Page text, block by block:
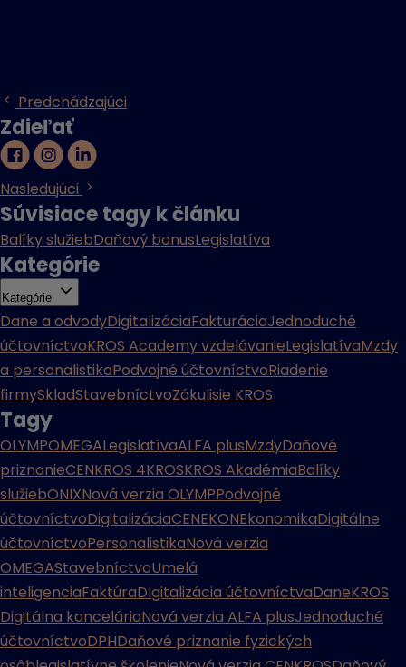
Predchádzajúci
Zdieľať
Nasledujúci
Súvisiace tagy k článku
Balíky služiebDaňový bonusLegislatíva
Kategórie
Kategórie
Dane a odvodyDigitalizáciaFakturáciaJednoduché
účtovníctvoKROS Academy vzdelávanieLegislatívaMzdy
a personalistikaPodvojné účtovníctvoRiadenie
firmySkladStavebníctvoZákulisie KROS
Tagy
OLYMPOMEGALegislatívaALFA plusMzdyDaňové
priznanieCENKROS 4KROSKROS AkadémiaBalíky
služiebONIXNová verzia OLYMPPodvojné
účtovníctvoDigitalizáciaCENEKONEkonomikaDigitálne
účtovníctvoPersonalistikaNová verzia
OMEGAStavebníctvoUmelá
inteligenciaFaktúraDIgitalizácia účtovníctvaDaneKROS
Digitálna kanceláriaNová verzia ALFA plusJednoduché
účtovníctvoDPHDaňové priznanie fyzických